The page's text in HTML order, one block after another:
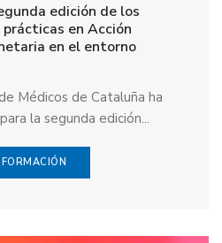
edición de los
en Acción
en el entorno
Médicos de Cataluña ha
la segunda edición...